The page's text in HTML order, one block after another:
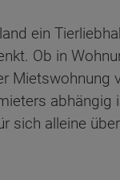
ein
Ob in
Mietswohnung
abhängig
sich alleine